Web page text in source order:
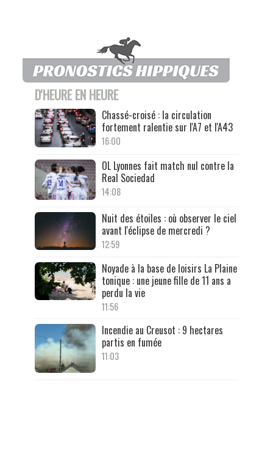
D'HEURE EN HEURE
Chassé-croisé : la circulation
fortement ralentie sur l'A7 et l'A43
16:00
OL Lyonnes fait match nul contre la
Real Sociedad
14:08
Nuit des étoiles : où observer le ciel
avant l'éclipse de mercredi ?
12:59
Noyade à la base de loisirs La Plaine
tonique : une jeune fille de 11 ans a
perdu la vie
11:56
Incendie au Creusot : 9 hectares
partis en fumée
11:03